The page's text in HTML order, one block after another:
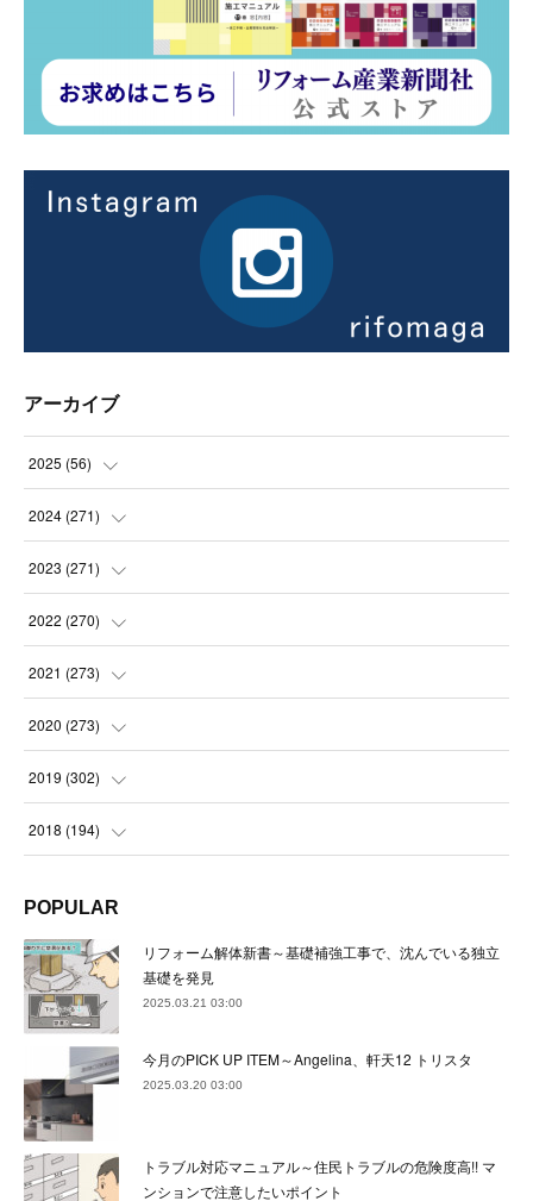
アーカイブ
2025 (56)
(14
(21
(21
2024 (271)
(21
(22
(23
(22
(24)
22)
(22)
(22)
(25
2023 (271)
(22
(23
(23
(21
(23 )
(24
(21
(24)
(21
( 23)
2022 (270)
(23
(23
(22
(23
(22 )
(23
(23
(22)
(24
( 21)
2021 (273)
(24
(23
(22
(23)
(23
(22)
(23
( 24)
2020 (273)
(24
(22
(22)
(24
(24)
(23
( 21)
2019 (302)
(23
(22)
(21)
(27)
(22
33)
2018 (194)
(17)
(32)
(36)
(30
34)
POPULAR
リフォーム解体新書～基礎補強工事で、沈んでいる独立
基礎を発見
2025.03.21 03:00
今月のPICK UP ITEM～Angelina、軒天12 トリスタ
2025.03.20 03:00
トラブル対応マニュアル～住民トラブルの危険度高!! マ
ンションで注意したいポイント